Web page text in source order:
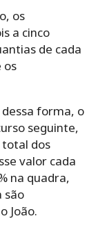
os
a cinco
de cada
os
forma, o
seguinte,
total dos
valor cada
na quadra,
são
João.